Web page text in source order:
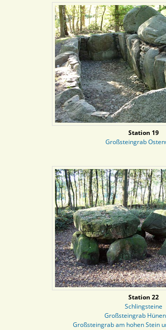
Station 19
Großsteingrab
Station 22
Schlingsteine
Großsteingrab
Großsteingrab am hohen Stein